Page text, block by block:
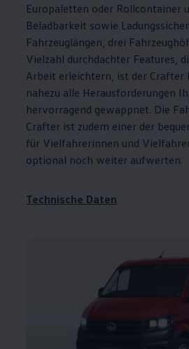
Europaletten oder Rollcontainer
Beladbarkeit sowie
Fahrzeuglängen, drei
Vielzahl durchdachter Features,
Arbeit erleichtern, ist der Crafter
nahezu alle Herausforderungen
hervorragend gewappnet. Die
Crafter ist zudem einer der
für Vielfahrerinnen und
optional noch weiter aufwerten.
Technische Daten